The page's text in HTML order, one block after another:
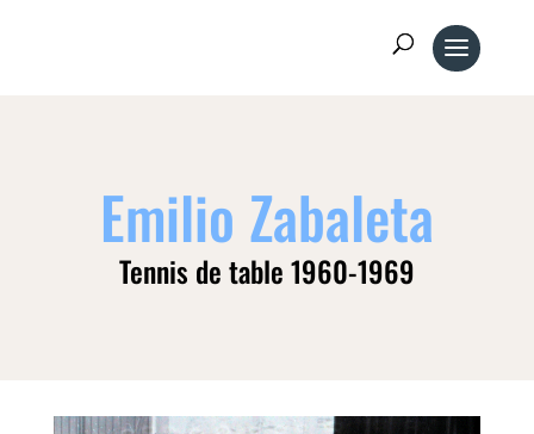
Emilio Zabaleta
Tennis de table 1960-1969